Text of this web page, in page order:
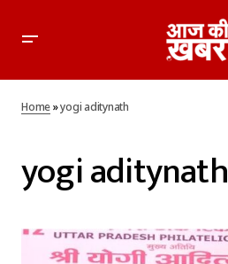
Home»yogi aditynath
yogi aditynath